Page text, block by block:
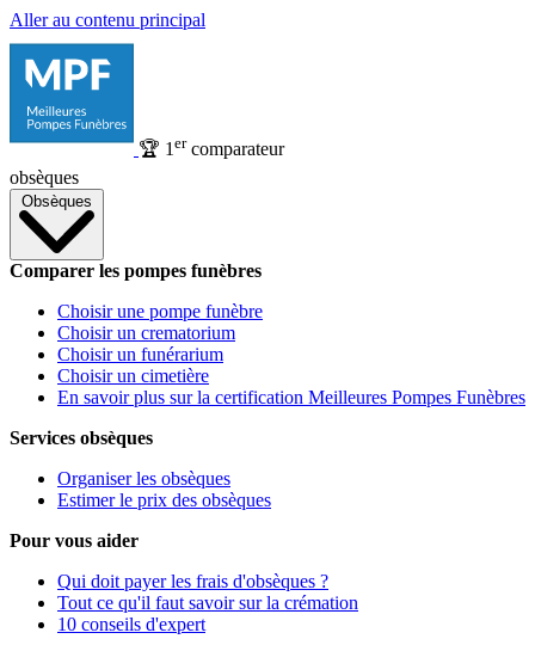
Aller au contenu principal
🏆 1 ercomparateur
obsèques
Obsèques
Comparer les pompes funèbres
Choisir une pompe funèbre
Choisir un crematorium
Choisir un funérarium
Choisir un cimetière
En savoir plus sur la certification Meilleures Pompes Funèbres
Services obsèques
Organiser les obsèques
Estimer le prix des obsèques
Pour vous aider
Qui doit payer les frais d'obsèques ?
Tout ce qu'il faut savoir sur la crémation
10 conseils d'expert